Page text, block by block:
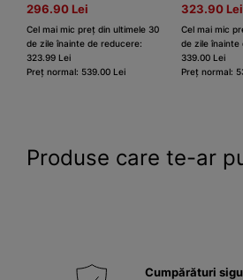
296.90 Lei
Cel mai mic preț din ultimele 30
de zile înainte de reducere:
323.99 Lei
Preț normal: 539.00 Lei
323.90 Lei
Cel mai mic
de zile înainte
339.00 Lei
Preț normal:
Produse care te-ar
Cumpărături